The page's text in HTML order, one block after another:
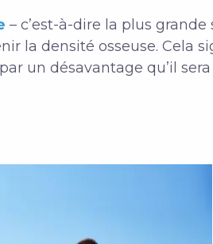
– c’est-à-dire la plus
la densité osseuse. Cela
un désavantage qu’il